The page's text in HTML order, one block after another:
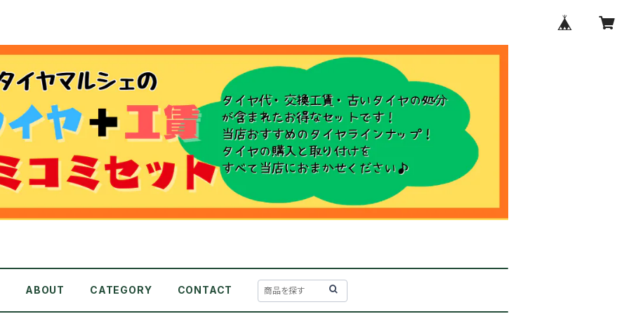
ABOUT CATEGORY CONTACT